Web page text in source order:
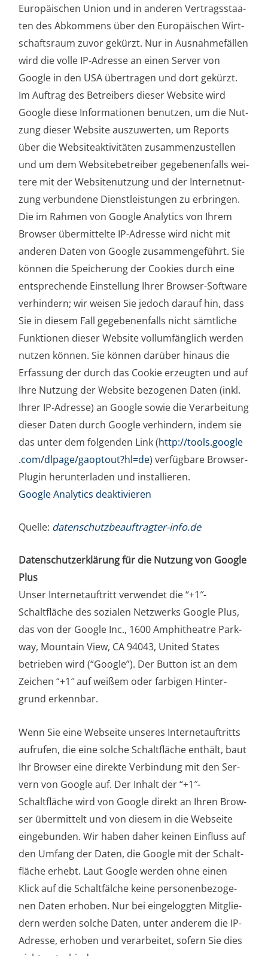
Euro­päi­schen Uni­on und in ande­ren Ver­trags­staa­
ten des Abkom­mens über den Euro­päi­schen Wirt­
schafts­raum zuvor gekürzt. Nur in Aus­nah­me­fäl­len
wird die vol­le IP-Adres­se an einen Ser­ver von
Goog­le in den USA über­tra­gen und dort gekürzt.
Im Auf­trag des Betrei­bers die­ser Web­site wird
Goog­le die­se Infor­ma­tio­nen benut­zen, um die Nut­
zung die­ser Web­site aus­zu­wer­ten, um Reports
über die Web­siteak­ti­vi­tä­ten zusam­men­zu­stel­len
und um dem Web­site­be­trei­ber gege­be­nen­falls wei­
te­re mit der Web­site­nut­zung und der Inter­net­nut­
zung ver­bun­de­ne Dienst­leis­tun­gen zu erbrin­gen.
Die im Rah­men von Goog­le Ana­ly­tics von Ihrem
Brow­ser über­mit­tel­te IP-Adres­se wird nicht mit
ande­ren Daten von Goog­le zusam­men­ge­führt. Sie
kön­nen die Spei­che­rung der Coo­kies durch eine
ent­spre­chen­de Ein­stel­lung Ihrer Brow­ser-Soft­ware
ver­hin­dern; wir wei­sen Sie jedoch dar­auf hin, dass
Sie in die­sem Fall gege­be­nen­falls nicht sämt­li­che
Funk­tio­nen die­ser Web­site voll­um­fäng­lich wer­den
nut­zen kön­nen. Sie kön­nen dar­über hin­aus die
Erfas­sung der durch das Coo­kie erzeug­ten und auf
Ihre Nut­zung der Web­site bezo­ge­nen Daten (inkl.
Ihrer IP-Adres­se) an Goog­le sowie die Ver­ar­bei­tung
die­ser Daten durch Goog­le ver­hin­dern, indem sie
das unter dem fol­gen­den Link (http://​tools​.goog​le​
.com/​d​l​p​a​g​e​/​g​a​o​p​t​o​u​t​?​h​l​=de) ver­füg­ba­re Brow­ser-
Plugin her­un­ter­la­den und instal­lie­ren.
Goog­le Ana­ly­tics deaktivieren
Quel­le: daten​schutz​be​auf​trag​ter​-info​.de
Daten­schutz­er­klä­rung für die Nut­zung von Goog­le
Plus
Unser Inter­net­auf­tritt ver­wen­det die “+1″-
Schaltfläche des sozia­len Netz­werks Goog­le Plus,
das von der Goog­le Inc., 1600 Amphi­theat­re Park­
way, Moun­tain View, CA 94043, United Sta­tes
betrie­ben wird (“Goog­le”). Der But­ton ist an dem
Zei­chen “+1″ auf wei­ßem oder far­bi­gen Hin­ter­
grund erkennbar.
Wenn Sie eine Web­sei­te unse­res Inter­net­auf­tritts
auf­ru­fen, die eine sol­che Schalt­flä­che ent­hält, baut
Ihr Brow­ser eine direk­te Ver­bin­dung mit den Ser­
vern von Goog­le auf. Der Inhalt der “+1″-
Schaltfläche wird von Goog­le direkt an Ihren Brow­
ser über­mit­telt und von die­sem in die Web­sei­te
ein­ge­bun­den. Wir haben daher kei­nen Ein­fluss auf
den Umfang der Daten, die Goog­le mit der Schalt­
flä­che erhebt. Laut Goog­le wer­den ohne einen
Klick auf die Schalt­fäl­che kei­ne per­so­nen­be­zo­ge­
nen Daten erho­ben. Nur bei ein­ge­logg­ten Mit­glie­
dern wer­den sol­che Daten, unter ande­rem die IP-
Adres­se, erho­ben und ver­ar­bei­tet, sofern Sie dies